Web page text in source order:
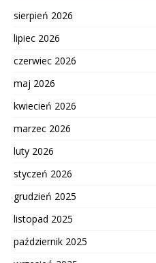
sierpień 2026
lipiec 2026
czerwiec 2026
maj 2026
kwiecień 2026
marzec 2026
luty 2026
styczeń 2026
grudzień 2025
listopad 2025
październik 2025